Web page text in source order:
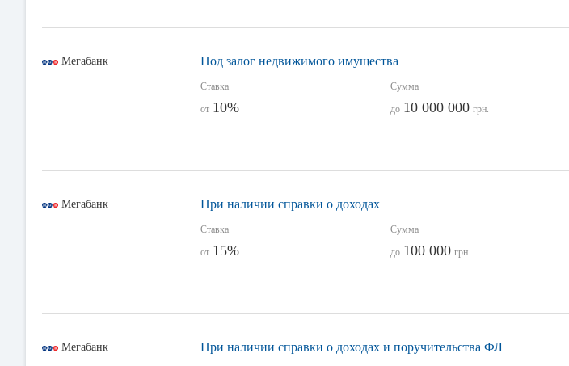
Мегабанк Под залог недвижимого имущества
Ставка
от 10%
Сумма
до 10 000 000 грн.
Мегабанк При наличии справки о доходах
Ставка
от 15%
Сумма
до 100 000 грн.
Мегабанк При наличии справки о доходах и поручительства ФЛ